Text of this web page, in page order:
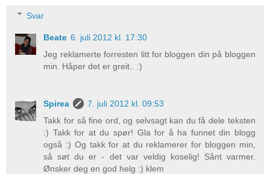
Svar
Beate 6. juli 2012 kl. 17:30
Jeg reklamerte forresten litt for bloggen din på bloggen
min. Håper det er greit.. :)
Spirea
7. juli 2012 kl. 09:53
Takk for så fine ord, og selvsagt kan du få dele teksten
:) Takk for at du spør! Gla for å ha funnet din blogg
også :) Og takk for at du reklamerer for bloggen min,
så søt du er - det var veldig koselig! Sånt varmer.
Ønsker deg en god helg :) klem